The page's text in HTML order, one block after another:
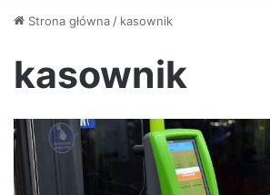
Strona główna / kasownik
kasownik